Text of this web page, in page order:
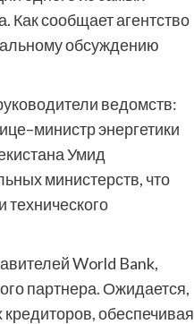
Как сообщает агентство
обсуждению
ведомств:
энергетики
Умид
министерств, что
технического
World Bank,
партнера. Ожидается,
обеспечивая